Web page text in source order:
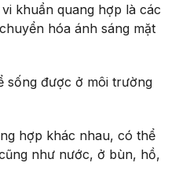
khuẩn quang hợp là các
hóa ánh sáng mặt
sống được ở môi trường
hợp khác nhau, có thể
như nước, ở bùn, hồ,